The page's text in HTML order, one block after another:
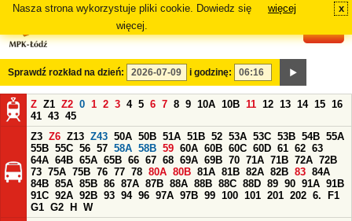
Nasza strona wykorzystuje pliki cookie. Dowiedz się
więcej.
więcej x
Sprawdź rozkład na dzień: i godzinę:
Z Z1 Z2 0 1 2 3 4 5 6 7 8 9 10A 10B 11 12 13 14 15 16
41 43 45
Z3 Z6 Z13 Z43 50A 50B 51A 51B 52 53A 53C 53B 54B 55A
55B 55C 56 57 58A 58B 59 60A 60B 60C 60D 61 62 63
64A 64B 65A 65B 66 67 68 69A 69B 70 71A 71B 72A 72B
73 75A 75B 76 77 78 80A 80B 81A 81B 82A 82B 83 84A
84B 85A 85B 86 87A 87B 88A 88B 88C 88D 89 90 91A 91B
91C 92A 92B 93 94 96 97A 97B 99 100 101 201 202 6.
F1
G1 G2 H
W